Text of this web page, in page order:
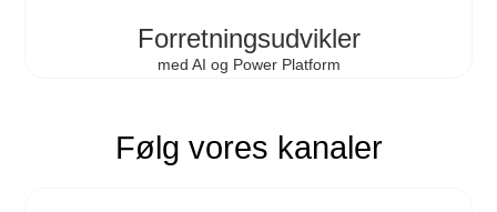
Forretnings­udvikler
med AI og Power Platform
Følg vores kanaler